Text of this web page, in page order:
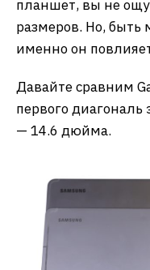
планшет, вы не
размеров. Но, быть
именно он
Давайте сравним
первого
— 14.6 дюйма.